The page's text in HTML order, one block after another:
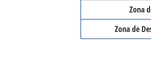
Zona
Zona de